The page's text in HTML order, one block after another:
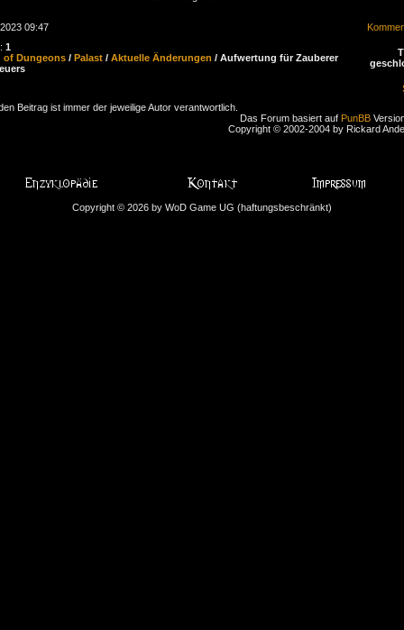
09:47
1
of Dungeons / Palast / Aktuelle Änderungen / Aufwertung für Zauberer
Beitrag ist immer der jeweilige Autor verantwortlich.
Das Forum basiert auf PunBB
Copyright © 2002-2004 by Rickard
Copyright © 2026 by WoD Game UG (haftungsbeschränkt)